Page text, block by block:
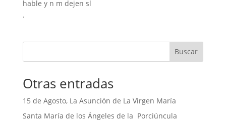
hable y n m dejen sl
.
Buscar
Otras entradas
15 de Agosto, La Asunción de La Virgen María
Santa María de los Ángeles de la Porciúncula